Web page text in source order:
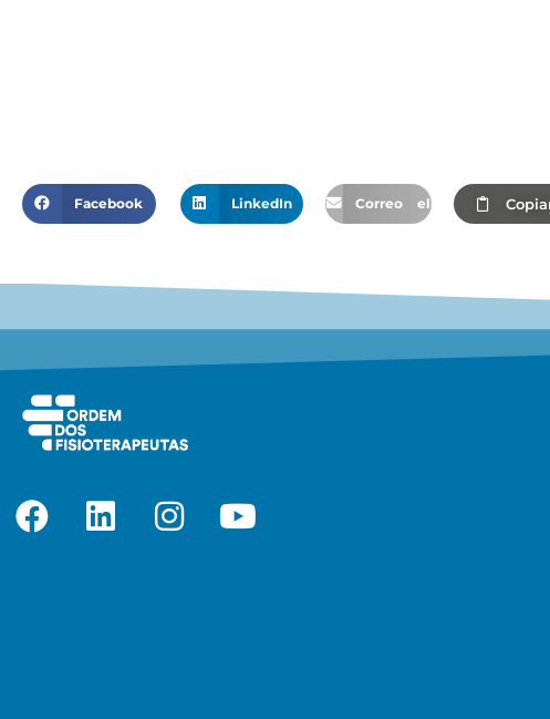
Facebook LinkedIn Correo electrónico